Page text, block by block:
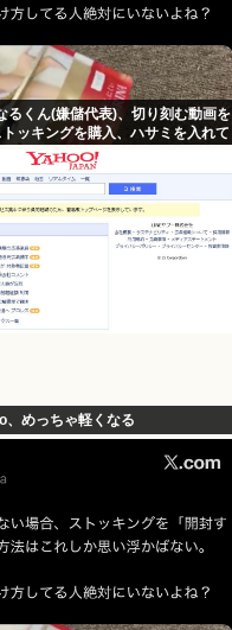
るくん(嫌儲代表)、切り刻む動画を
ッキングを購入、ハサミを入れて
、めっちゃ軽くなる